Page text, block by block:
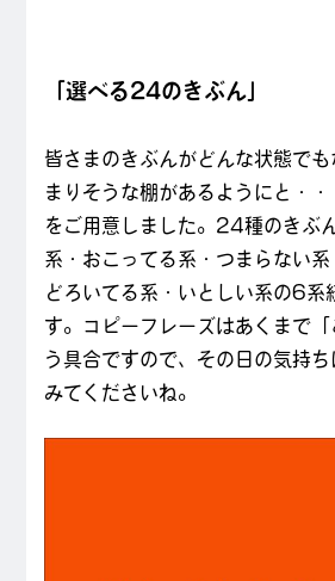
「選べる24のきぶん」
皆さまのきぶんがどんな状態で
まりそうな棚があるようにと・
をご用意しました。24種のきぶ
系・おこってる系・つまらない
どろいてる系・いとしい系の6系
す。コピーフレーズはあくまで
う具合ですので、その日の気持
みてくださいね。